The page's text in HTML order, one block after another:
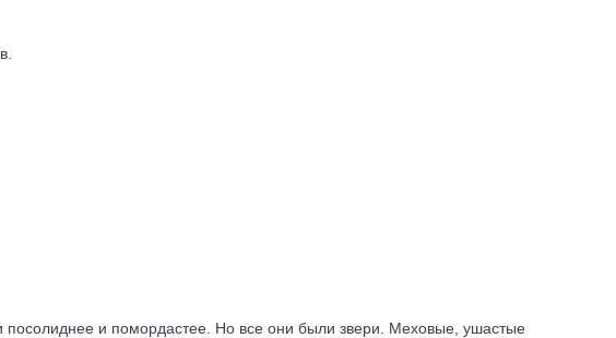
и помордастее. Но все они были звери. Меховые, ушастые